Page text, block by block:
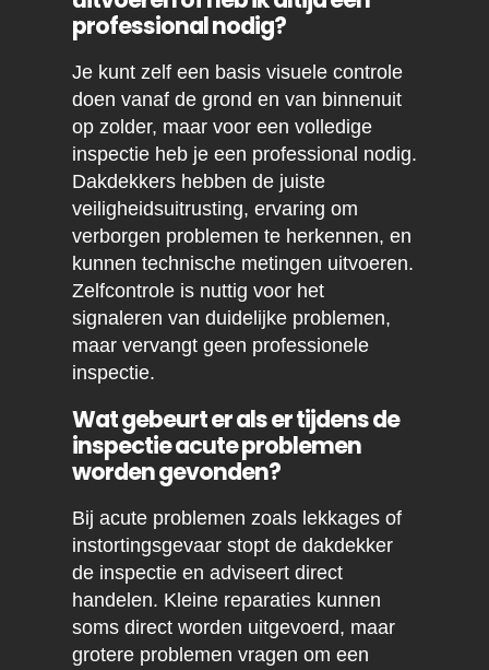
professional nodig?
Je kunt zelf een basis visuele controle
doen vanaf de grond en van binnenuit
op zolder, maar voor een volledige
inspectie heb je een professional nodig.
Dakdekkers hebben de juiste
veiligheidsuitrusting, ervaring om
verborgen problemen te herkennen, en
kunnen technische metingen uitvoeren.
Zelfcontrole is nuttig voor het
signaleren van duidelijke problemen,
maar vervangt geen professionele
inspectie.
Wat gebeurt er als er tijdens de
inspectie acute problemen
worden gevonden?
Bij acute problemen zoals lekkages of
instortingsgevaar stopt de dakdekker
de inspectie en adviseert direct
handelen. Kleine reparaties kunnen
soms direct worden uitgevoerd, maar
grotere problemen vragen om een